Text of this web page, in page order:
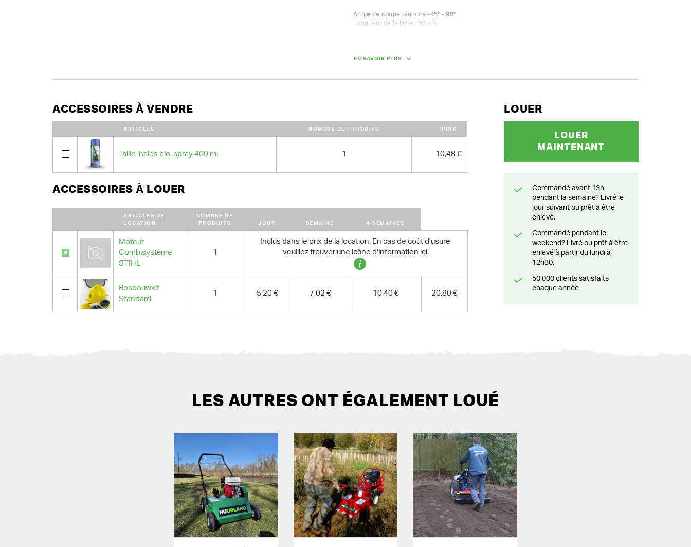
Angle de coupe réglable -45° - 90°
Longueur de la lame : 50 cm
EN SAVOIR PLUS
ACCESSOIRES À VENDRE
ARTICLES NOMBRE DE PRODUITS PRIX
Taille-haies bio, spray 400 ml 1 10,48 €
ACCESSOIRES À LOUER
ARTICLES DE
LOCATION
NOMBRE DE
PRODUITS
JOUR SEMAINE 4 SEMAINES
Moteur
Combisystème
STIHL
1
Inclus dans le prix de la location. En cas de coût d'usure,
veuillez trouver une icône d'information ici.
Bosbouwkit
Standard
1 5,20 € 7,02 € 10,40 € 20,80 €
LOUER
LOUER
MAINTENANT
Commandé avant 13h
pendant la semaine? Livré le
jour suivant ou prêt à être
enlevé.
Commandé pendant le
weekend? Livré ou prêt à être
enlevé à partir du lundi à
12h30.
50.000 clients satisfaits
chaque année
LES AUTRES ONT ÉGALEMENT LOUÉ